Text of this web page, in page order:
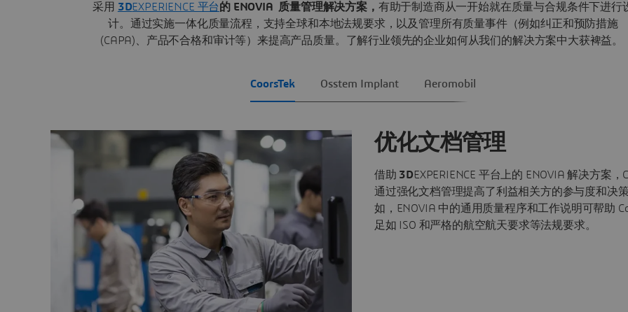
采用 3DEXPERIENCE 平台的 ENOVIA 质量管理解决方案， 有助于制造商从一开始就在质量与合规条件下进行
计。通过实施一体化质量流程，支持全球和本地法规要求，以及管理所有质量事件（例如纠正和预防措施
(CAPA)、产品不合格和审计等）来提高产品质量。了解行业领先的企业如何从我们的解决方案中大获裨益。
CoorsTek Osstem Implant Aeromobil
优化文档管理
借助 3DEXPERIENCE 平台上的 ENOVIA 解决方案，
通过强化文档管理提高了利益相关方的参与度和决
如，ENOVIA 中的通用质量程序和工作说明可帮助
足如 ISO 和严格的航空航天要求等法规要求。